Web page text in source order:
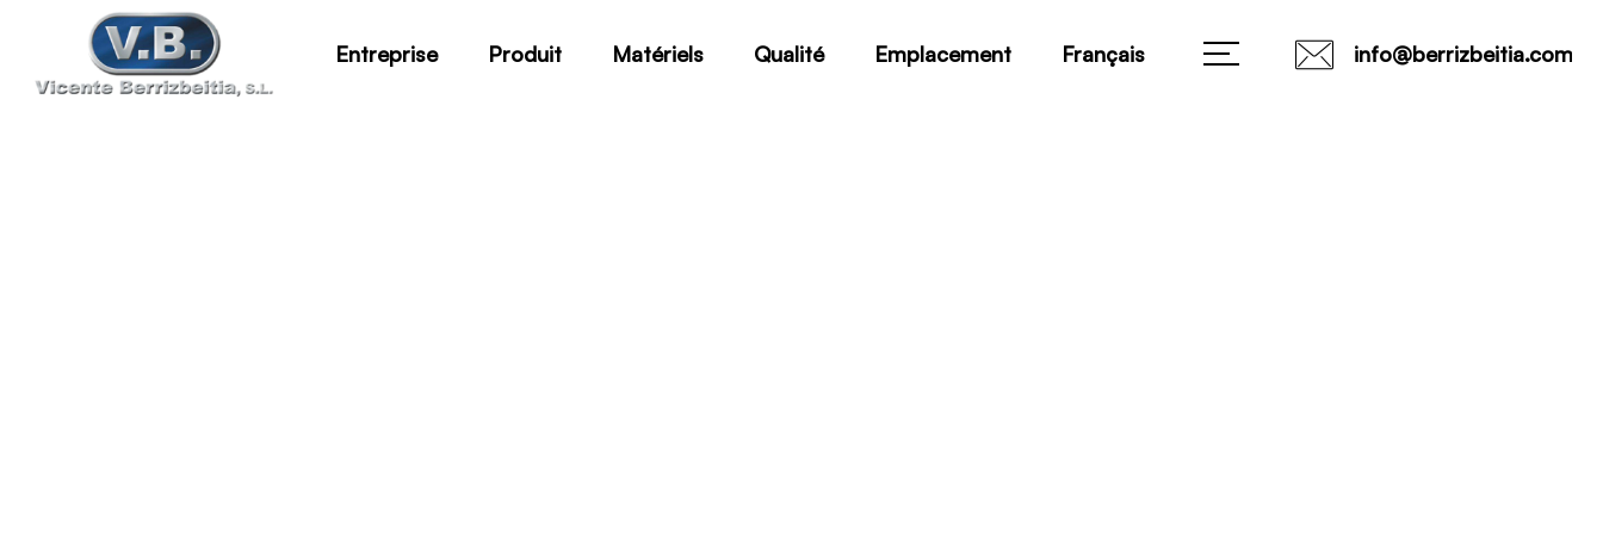
Entreprise Produit Matériels Qualité Emplacement Français info@berrizbeitia.com